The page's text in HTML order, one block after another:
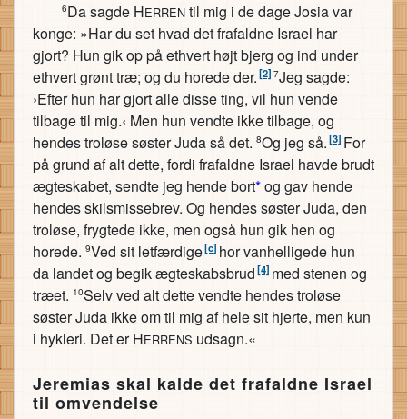
6Da sagde HERREN til mig i de dage Josia var
konge: »Har du set hvad det frafaldne Israel har
gjort? Hun gik op på ethvert højt bjerg og ind under
ethvert grønt træ; og du horede der.[2] 7Jeg sagde:
›Efter hun har gjort alle disse ting, vil hun vende
tilbage til mig.‹ Men hun vendte ikke tilbage, og
hendes troløse søster Juda så det. 8Og jeg så.[3]For
på grund af alt dette, fordi frafaldne Israel havde brudt
ægteskabet, sendte jeg hende bort*og gav hende
hendes skilsmissebrev. Og hendes søster Juda, den
troløse, frygtede ikke, men også hun gik hen og
horede. 9Ved sit letfærdige[c]hor vanhelligede hun
da landet og begik ægteskabsbrud[4]med stenen og
træet. 10Selv ved alt dette vendte hendes troløse
søster Juda ikke om til mig af hele sit hjerte, men kun
i hykleri. Det er HERRENS udsagn.«
Jeremias skal kalde det frafaldne Israel
til omvendelse